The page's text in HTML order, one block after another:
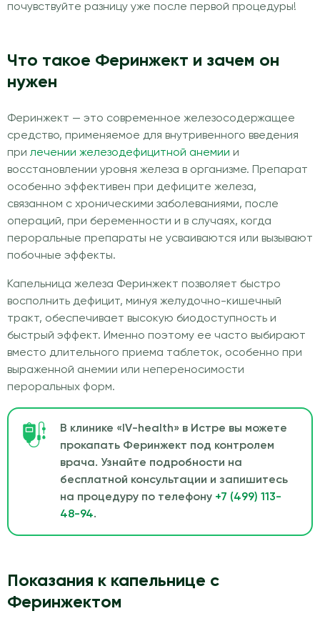
почувствуйте разницу уже после первой процедуры!
Что такое Феринжект и зачем он
нужен
Феринжект — это современное железосодержащее
средство, применяемое для внутривенного введения
при лечении железодефицитной анемии и
восстановлении уровня железа в организме. Препарат
особенно эффективен при дефиците железа,
связанном с хроническими заболеваниями, после
операций, при беременности и в случаях, когда
пероральные препараты не усваиваются или вызывают
побочные эффекты.
Капельница железа Феринжект позволяет быстро
восполнить дефицит, минуя желудочно-кишечный
тракт, обеспечивает высокую биодоступность и
быстрый эффект. Именно поэтому ее часто выбирают
вместо длительного приема таблеток, особенно при
выраженной анемии или непереносимости
пероральных форм.
В клинике «IV-health» в Истре вы можете
прокапать Феринжект под контролем
врача. Узнайте подробности на
бесплатной консультации и запишитесь
на процедуру по телефону +7 (499) 113-
48-94.
Показания к капельнице с
Феринжектом